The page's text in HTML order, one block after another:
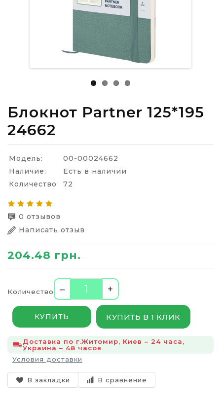
Блокнот Partner 125*195
24662
Модель:
00-00024662
Наличие:
Есть в наличии
Количество
72
0 отзывов
Написать отзыв
204.48 грн.
Количество – +
КУПИТЬ КУПИТЬ В 1 КЛИК
Доставка по г.Житомир, Киев – 24 часа,
Украина – 48 часов
Условия доставки
В закладки В сравнение